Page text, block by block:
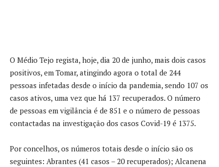
O Médio Tejo regista, hoje, dia 20 de junho, mais dois casos
positivos, em Tomar, atingindo agora o total de 244
pessoas infetadas desde o início da pandemia, sendo 107 os
casos ativos, uma vez que há 137 recuperados. O número
de pessoas em vigilância é de 851 e o número de pessoas
contactadas na investigação dos casos Covid-19 é 1375.
Por concelhos, os números totais desde o início são os
seguintes: Abrantes (41 casos – 20 recuperados); Alcanena